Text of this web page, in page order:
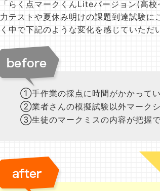
「らく点マークくんLiteバージョン(高
力テストや夏休み明けの課題到達試験
く中で下記のような変化を感じていただ
①手作業の採点に時間がかかって
②業者さんの模擬試験以外マーク
③生徒のマークミスの内容が把握